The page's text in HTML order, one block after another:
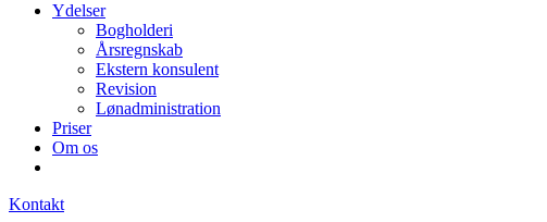
Ydelser
Bogholderi
Årsregnskab
Ekstern konsulent
Revision
Lønadministration
Priser
Om os
Kontakt